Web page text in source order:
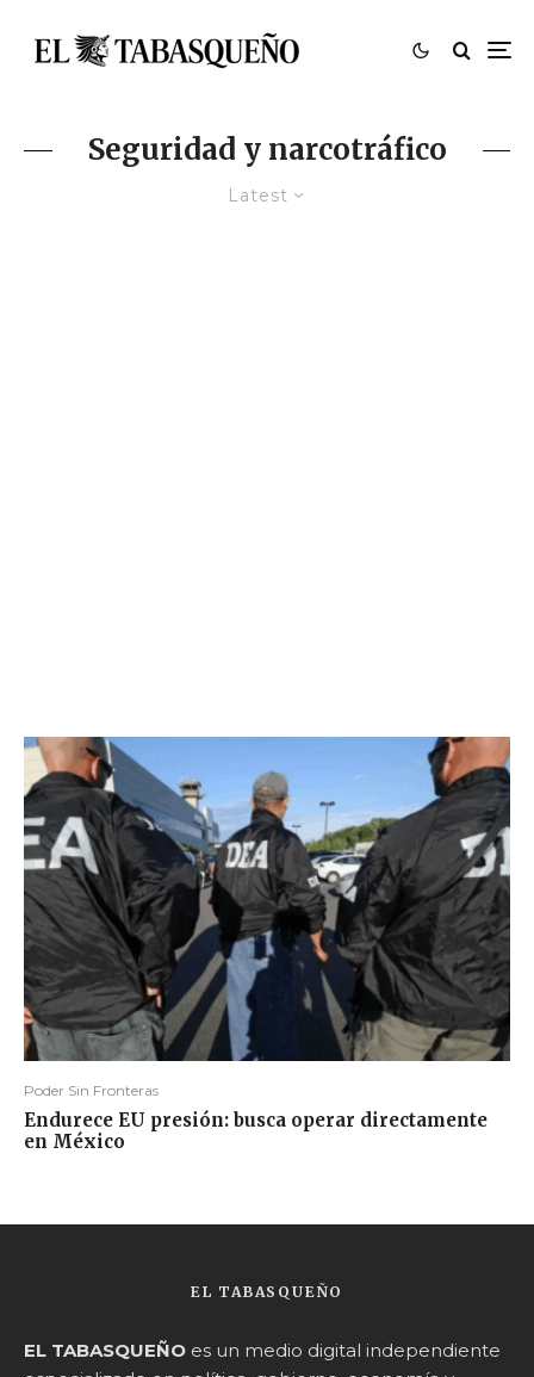
Seguridad y narcotráfico
Latest
Poder Sin Fronteras
Endurece EU presión: busca operar directamente
en México
EL TABASQUEÑO
EL TABASQUEÑO es un medio digital independiente